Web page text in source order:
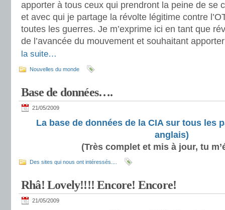
apporter à tous ceux qui prendront la peine de se
et avec qui je partage la révolte légitime contre
toutes les guerres. Je m’exprime ici en tant que
de l’avancée du mouvement et souhaitant
la suite…
Nouvelles du monde
Base de données….
21/05/2009
La base de données de la CIA sur tous les
anglais)
(Très complet et mis à jour, tu
Des sites qui nous ont intéressés....
Rhâ! Lovely!!!! Encore! Encore!
21/05/2009